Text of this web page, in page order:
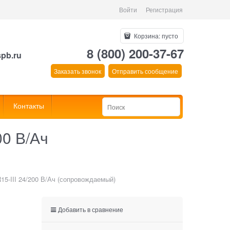
Войти Регистрация
Корзина:пусто
8 (800) 200-37-67
Заказать звонок Отправить сообщение
Контакты
В/Ач
III 24/200 В/Ач (сопровождаемый)
Добавить в сравнение